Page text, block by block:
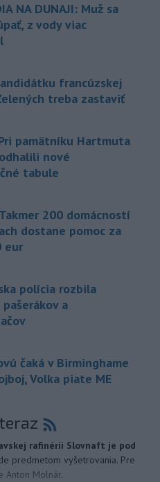
NA DUNAJI: Muž sa
z vody viac
francúzskej
treba zastaviť
pamätníku Hartmuta
nové
tabule
200 domácností
dostane pomoc za
eur
polícia rozbila
a
čaká v Birminghame
Volka piate ME
rafinérii Slovnaft je pod
predmetom vyšetrovania. Pre
Anton Molnár.